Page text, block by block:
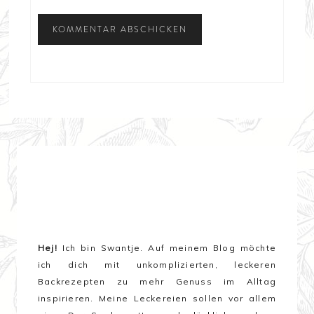
Hej! Ich bin Swantje. Auf meinem Blog möchte
ich dich mit unkomplizierten, leckeren
Backrezepten zu mehr Genuss im Alltag
inspirieren. Meine Leckereien sollen vor allem